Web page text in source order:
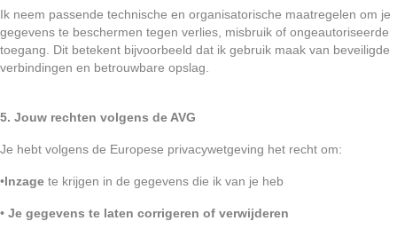
Ik neem passende technische en organisatorische maatregelen om je
gegevens te beschermen tegen verlies, misbruik of ongeautoriseerde
toegang. Dit betekent bijvoorbeeld dat ik gebruik maak van beveiligde
verbindingen en betrouwbare opslag.
5. Jouw rechten volgens de AVG
Je hebt volgens de Europese privacywetgeving het recht om:
•Inzage te krijgen in de gegevens die ik van je heb
• Je gegevens te laten corrigeren of verwijderen